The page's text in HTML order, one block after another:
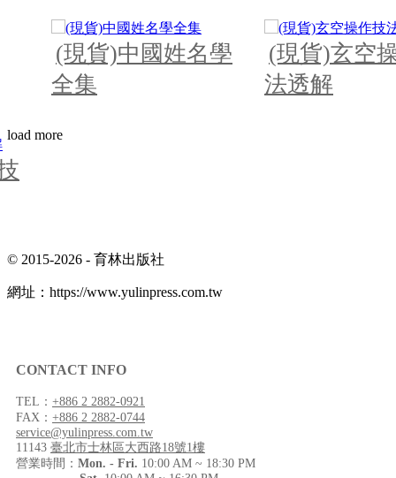
(現貨)玄空操作技
法透解
蔣大鴻手
解
load more
© 2015-2026 - 育林出版社
網址： https://www.yulinpress.com.tw
CONTACT INFO
TEL： +886 2 2882-0921
FAX： +886 2 2882-0744
service@yulinpress.com.tw
11143 臺北市士林區大西路18號1樓
營業時間： Mon. - Fri. 10:00 AM ~ 18:30 PM